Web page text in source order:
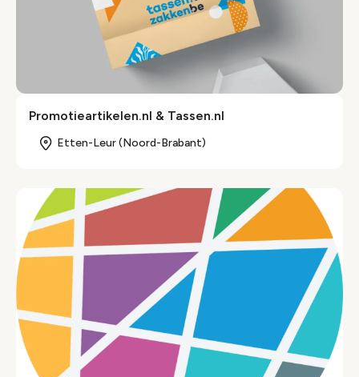
Promotieartikelen.nl & Tassen.nl
Etten-Leur (Noord-Brabant)